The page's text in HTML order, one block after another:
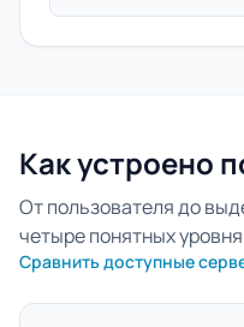
Как устроено
От пользователя до
четыре понятных
Сравнить доступные